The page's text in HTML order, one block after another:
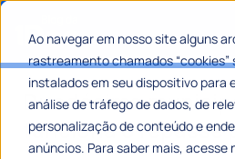
Ao navegar em nosso site alguns
rastreamento chamados “cookies”
instalados em seu dispositivo para
análise de tráfego de dados, de
personalização de conteúdo e
anúncios. Para saber mais, acesse
Duodécimo
funciona o repasse